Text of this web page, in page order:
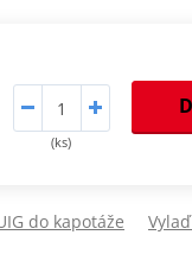
(ks)
do kapotáže